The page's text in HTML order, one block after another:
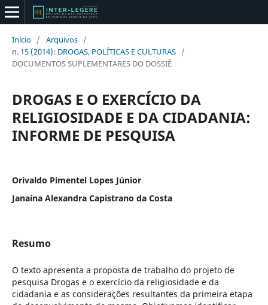
Início / Arquivos /
n. 15 (2014): DROGAS, POLÍTICAS E CULTURAS /
DOCUMENTOS SUPLEMENTARES DO DOSSIÊ
DROGAS E O EXERCÍCIO DA
RELIGIOSIDADE E DA CIDADANIA:
INFORME DE PESQUISA
Orivaldo Pimentel Lopes Júnior
Janaína Alexandra Capistrano da Costa
Resumo
O texto apresenta a proposta de trabalho do projeto de
pesquisa Drogas e o exercício da religiosidade e da
cidadania e as considerações resultantes da primeira etapa